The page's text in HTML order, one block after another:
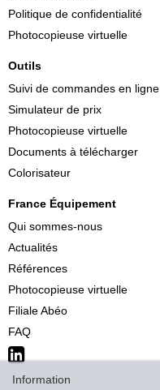
Politique de confidentialité
Photocopieuse virtuelle
Outils
Suivi de commandes en ligne
Simulateur de prix
Photocopieuse virtuelle
Documents à télécharger
Colorisateur
France Équipement
Qui sommes-nous
Actualités
Références
Photocopieuse virtuelle
Filiale Abéo
FAQ
Information